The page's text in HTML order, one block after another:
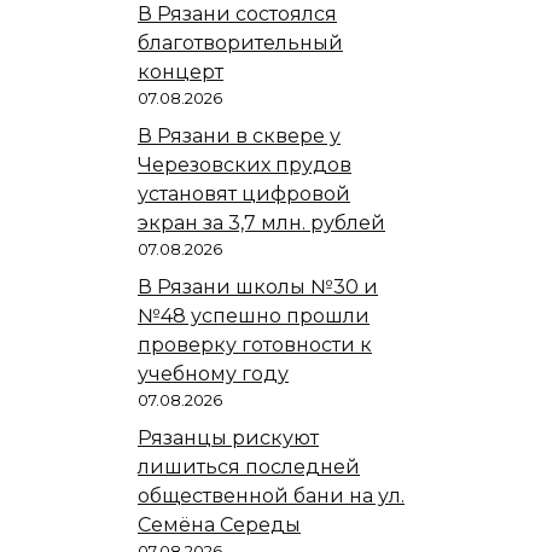
В Рязани состоялся
благотворительный
концерт
07.08.2026
В Рязани в сквере у
Черезовских прудов
установят цифровой
экран за 3,7 млн. рублей
07.08.2026
В Рязани школы №30 и
№48 успешно прошли
проверку готовности к
учебному году
07.08.2026
Рязанцы рискуют
лишиться последней
общественной бани на ул.
Семёна Середы